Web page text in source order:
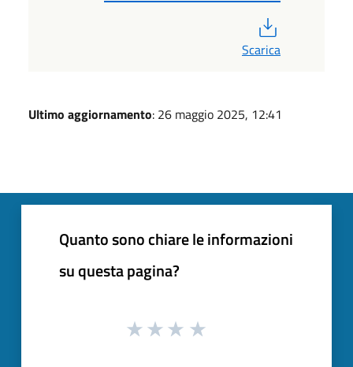
Scarica
Ultimo aggiornamento: 26 maggio 2025, 12:41
Quanto sono chiare le informazioni
su questa pagina?